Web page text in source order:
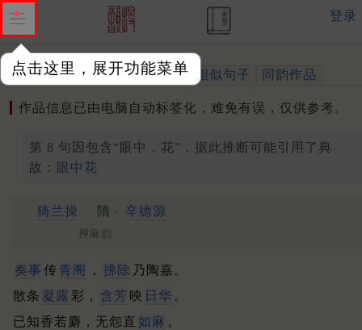
点击这里，展开功能菜单
登录
作品 标注四声 出处、引用 相似句子 同韵作品
作品信息已由电脑自动标签化，难免有误，仅供参考。
第 8 句因包含“眼中，花”，据此推断可能引用了典
故： 眼中花
猗兰操 隋 · 辛德源
押麻韵
奏事 传青阁 ， 拂除 乃陶嘉。
散条 凝露 彩， 含芳 映 日华 。
已知香若麝，无怨直 如麻 。